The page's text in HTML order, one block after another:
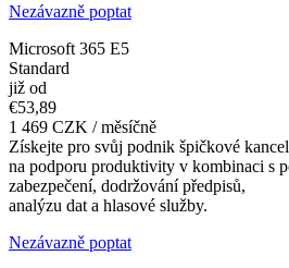
Nezávazně poptat
Microsoft 365 E5
Standard
již od
€53,89
1 469 CZK / měsíčně
Získejte pro svůj podnik špičkové
na podporu produktivity v kombinaci s
zabezpečení, dodržování předpisů,
analýzu dat a hlasové služby.
Nezávazně poptat